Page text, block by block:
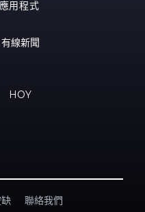
用程式
有線新聞
HOY
聯絡我們